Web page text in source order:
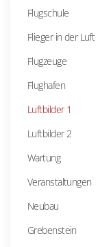
Flugschule
Flieger in der Luft
Flugzeuge
Flughafen
Luftbilder 1
Luftbilder 2
Wartung
Veranstaltungen
Neubau
Grebenstein